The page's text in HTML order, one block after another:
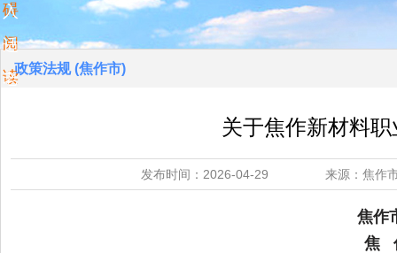
碍
阅
读
入
适
老
政策法规 (焦作市)
关于焦作新材料
发布时间：2026-04-29 来源：焦作
焦作
焦